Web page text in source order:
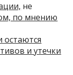
не
по мнению
остаются
и утечки